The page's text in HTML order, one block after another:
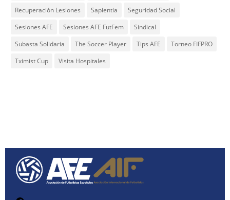
Recuperación Lesiones
Sapientia
Seguridad Social
Sesiones AFE
Sesiones AFE FutFem
Sindical
Subasta Solidaria
The Soccer Player Tips AFE
Torneo FIFPRO
Tximist Cup
Visita Hospitales